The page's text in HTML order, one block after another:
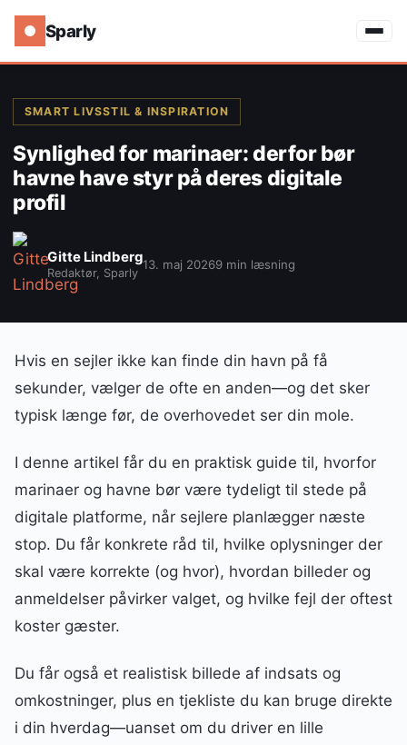
Sparly
SMART LIVSSTIL & INSPIRATION
Synlighed for marinaer: derfor bør
havne have styr på deres digitale
profil
Gitte Lindberg
Redaktør, Sparly
13. maj 20269 min læsning
Hvis en sejler ikke kan finde din havn på få
sekunder, vælger de ofte en anden—og det sker
typisk længe før, de overhovedet ser din mole.
I denne artikel får du en praktisk guide til, hvorfor
marinaer og havne bør være tydeligt til stede på
digitale platforme, når sejlere planlægger næste
stop. Du får konkrete råd til, hvilke oplysninger der
skal være korrekte (og hvor), hvordan billeder og
anmeldelser påvirker valget, og hvilke fejl der oftest
koster gæster.
Du får også et realistisk billede af indsats og
omkostninger, plus en tjekliste du kan bruge direkte
i din hverdag—uanset om du driver en lille